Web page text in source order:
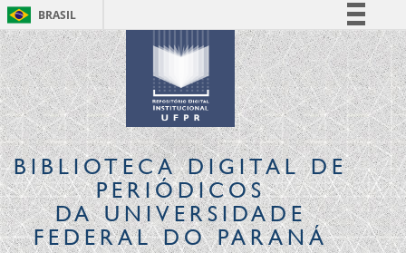
BRASIL
Simplifique!
Comunica BR
Participe
Acesso à informação
Legislação
Canais
BIBLIOTECA DIGITALDE
PERIÓDICOS
DA UNIVERSIDADE
FEDERAL DO PARANÁ